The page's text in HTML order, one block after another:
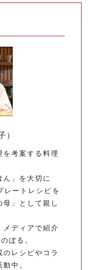
）
考案する料理
」を大切に
レートレシピを
」として親し
ディアで紹介
ぼる。
レシピやコラ
中。